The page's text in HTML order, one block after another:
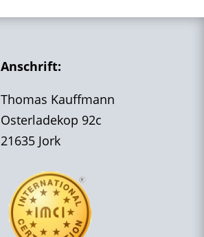
Anschrift:
Thomas Kauffmann
Osterladekop 92c
21635 Jork